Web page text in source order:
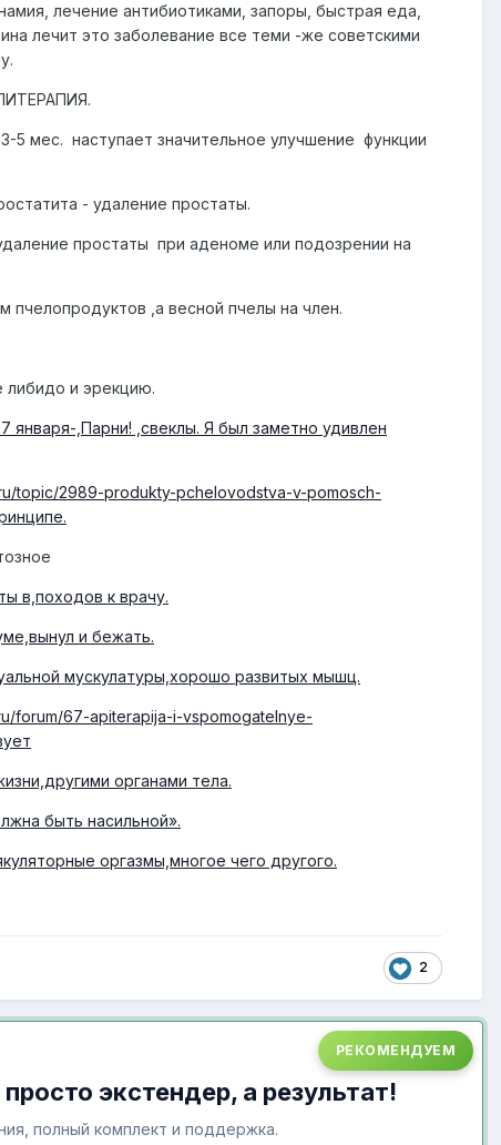
лечение антибиотиками, запоры, быстрая еда,
лечит это заболевание все теми -же советскими
мес. наступает значительное улучшение функции
- удаление простаты.
простаты при аденоме или подозрении на
,а весной пчелы на член.
либидо и эрекцию.
,Парни! ,свеклы. Я был заметно удивлен
topic/2989-produkty-pchelovodstva-v-pomosch-
в,походов к врачу.
и бежать.
мускулатуры,хорошо развитых мышц.
forum/67-apiterapija-i-vspomogatelnye-
органами тела.
быть насильной».
оргазмы,многое чего другого.
2
РЕКОМЕНДУЕМ
экстендер, а результат!
полный комплект и поддержка.